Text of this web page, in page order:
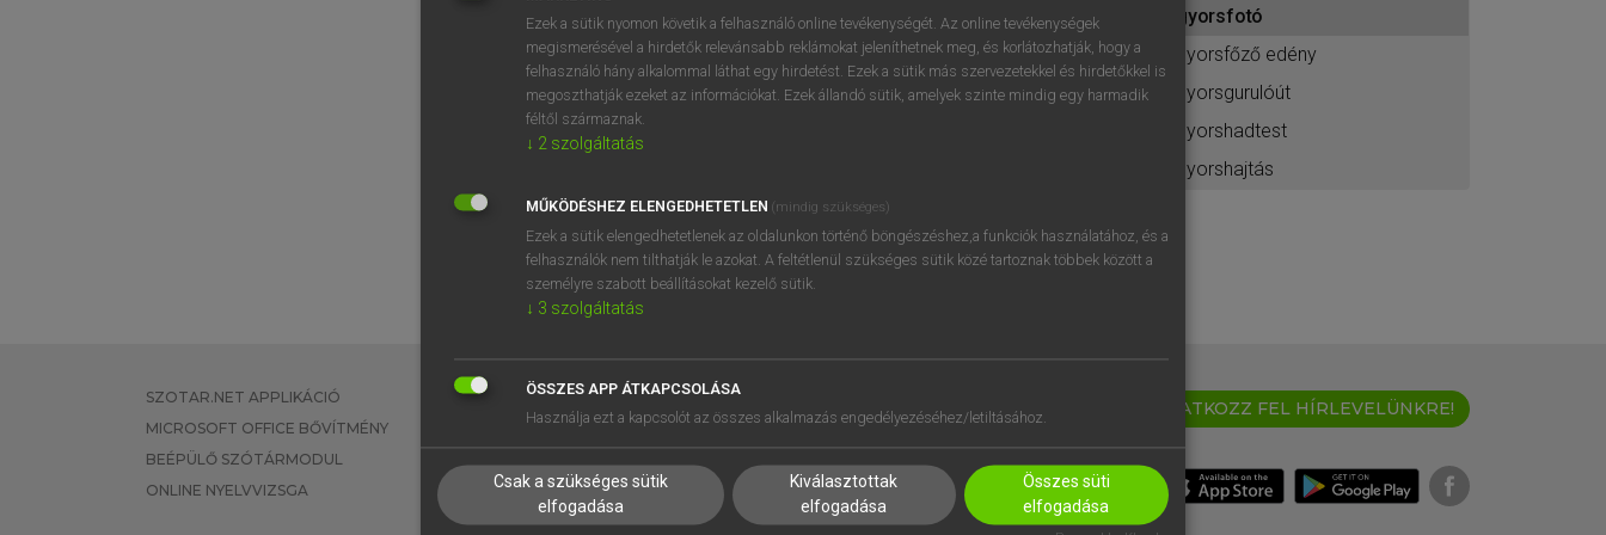
BELÉPÉS
próbaverziójának elindításához
regisztrálok ésbelépek.
REGISZTRÁCIÓ
gyorsfotó
gyorsfőző edény
gyorsgurulóút
gyorshadtest
gyorshajtás
SZOTAR.NET APPLIKÁCIÓ
MICROSOFT OFFICE BŐVÍTMÉNY
BEÉPÜLŐ SZÓTÁRMODUL
ONLINE NYELVVIZSGA
EGYÉNI FELHASZNÁLÓKNAK
TANULÓKNAK
VÁLLALATI MEGOLDÁSOK
SÚGÓ
RÓLUNK
SÜTI BEÁLLÍTÁSOK
IRATKOZZ FEL HÍRLEVELÜNKRE!
Ezek a sütik nyomon követik a felhasználó online tevékenységét. Az online tevékenységek
megismerésével a hirdetők relevánsabb reklámokat jeleníthetnek meg, és korlátozhatják, hogy a
felhasználó hány alkalommal láthat egy hirdetést. Ezek a sütik más szervezetekkel és hirdetőkkel is
megoszthatják ezeket az információkat. Ezek állandó sütik, amelyek szinte mindig egy harmadik
féltől származnak.
↓ 2 szolgáltatás
MŰKÖDÉSHEZ ELENGEDHETETLEN (mindig szükséges)
Ezek a sütik elengedhetetlenek az oldalunkon történő böngészéshez,a funkciók használatához, és a
felhasználók nem tilthatják le azokat. A feltétlenül szükséges sütik közé tartoznak többek között a
személyre szabott beállításokat kezelő sütik.
↓ 3 szolgáltatás
ÖSSZES APP ÁTKAPCSOLÁSA
Használja ezt a kapcsolót az összes alkalmazás engedélyezéséhez/letiltásához.
Csak a szükséges sütik
elfogadása
Kiválasztottak
elfogadása
Összes süti
elfogadása